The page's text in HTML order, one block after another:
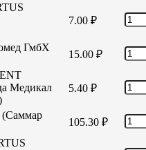
7.00 ₽
ГмбХ
15.00 ₽
Медикал
5.40 ₽
(Саммар
105.30 ₽